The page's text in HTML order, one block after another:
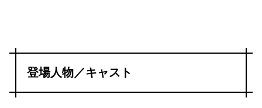
登場人物／キャスト